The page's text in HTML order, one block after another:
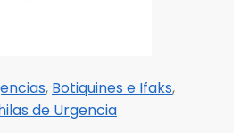
, Botiquines e Ifaks,
de Urgencia